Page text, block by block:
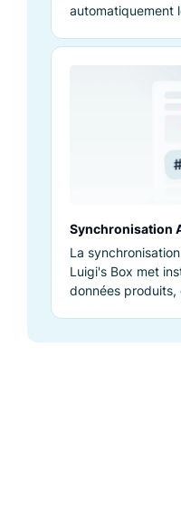
automatiquement
Synchronisation
La
Luigi's Box met
données